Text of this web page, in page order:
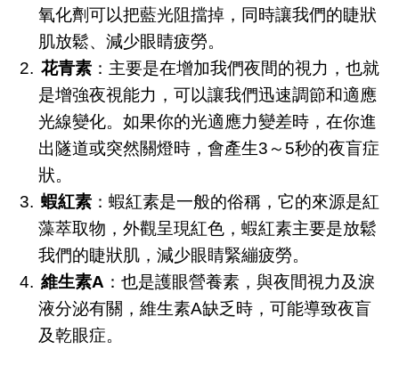
氧化劑可以把藍光阻擋掉，同時讓我們的睫狀
肌放鬆、減少眼睛疲勞。
花青素 ：主要是在增加我們夜間的視力，也就
是增強夜視能力，可以讓我們迅速調節和適應
光線變化。如果你的光適應力變差時，在你進
出隧道或突然關燈時，會產生3～5秒的夜盲症
狀。
蝦紅素 ：蝦紅素是一般的俗稱，它的來源是紅
藻萃取物，外觀呈現紅色，蝦紅素主要是放鬆
我們的睫狀肌，減少眼睛緊繃疲勞。
維生素A ：也是護眼營養素，與夜間視力及淚
液分泌有關，維生素A缺乏時，可能導致夜盲
及乾眼症。